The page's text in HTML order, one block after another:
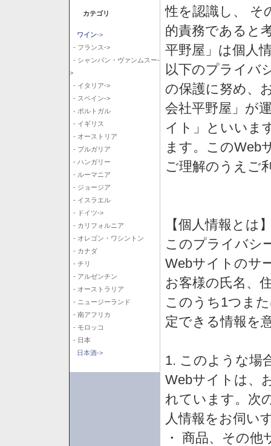
カテゴリ
ワイン->
- フランス->
- シャンパン・ヴァンムスー-
>
- イタリア->
- スペイン->
- ポルトガル
- イギリス
- オーストリア
- ブルガリア
- ハンガリー
- ルーマニア
- ジョージア
- イスラエル
- ドイツ->
- カリフォルニア
- オレゴン・ワシントン
- カナダ
- チリ
- アルゼンチン
- オーストラリア
- ニュージーランド
- 南アフリカ
- モロッコ
- 日本
日本酒->
性を認識し、 そ
的責務であると
平野屋」は個人
以下のプライバ
の保護に努め、
会社平野屋」が
イト」といいま
ます。このWeb
ご理解のうえご
【個人情報とは
このプライバシ
Webサイトのサ
お客様の氏名、
このうち1つま
定できる情報を
1. このような場
Webサイトは、
れています。次
人情報をお伺い
・ 商品、その